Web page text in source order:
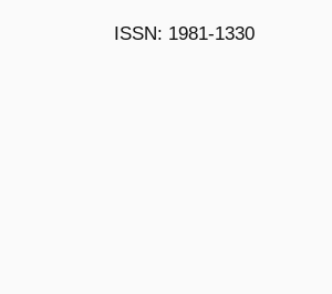
ISSN: 1981-1330